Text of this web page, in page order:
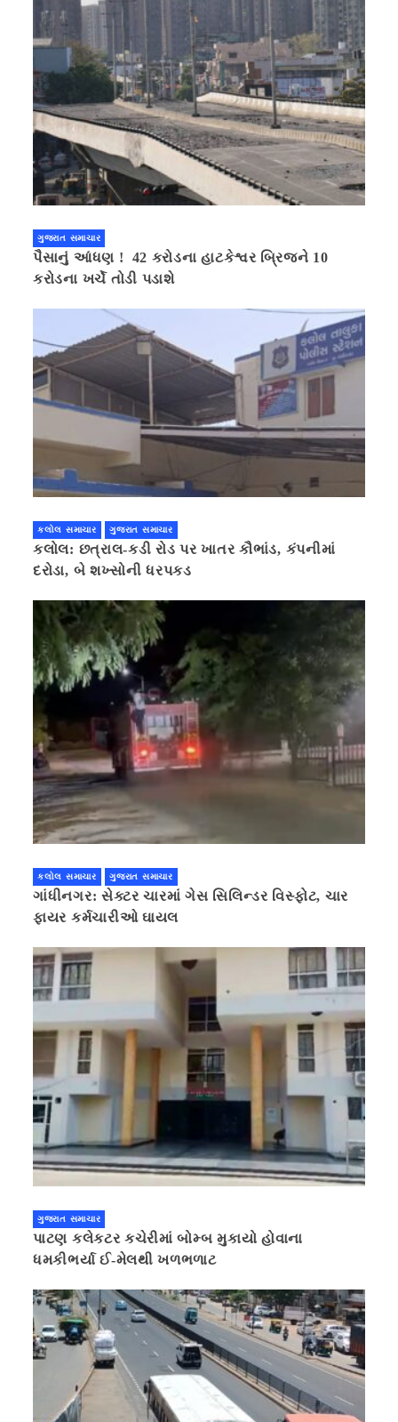
ગુજરાત સમાચાર
પૈસાનું આંધણ ! 42 કરોડના હાટકેશ્વર બ્રિજને 10
કરોડના ખર્ચે તોડી પડાશે
કલોલ સમાચાર ગુજરાત સમાચાર
કલોલ: છત્રાલ-કડી રોડ પર ખાતર કૌભાંડ, કંપનીમાં
દરોડા, બે શખ્સોની ધરપકડ
કલોલ સમાચાર ગુજરાત સમાચાર
ગાંધીનગર: સેક્ટર ચારમાં ગેસ સિલિન્ડર વિસ્ફોટ, ચાર
ફાયર કર્મચારીઓ ઘાયલ
ગુજરાત સમાચાર
પાટણ કલેકટર કચેરીમાં બોમ્બ મુકાયો હોવાના
ધમકીભર્યા ઈ-મેલથી ખળભળાટ